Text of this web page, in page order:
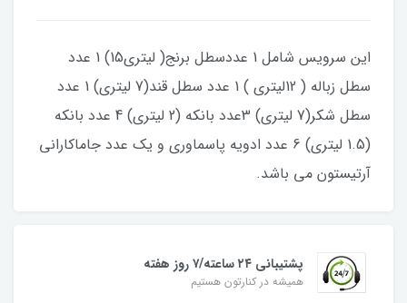
این سرویس شامل 1 عددسطل برنج( لیتری15) 1 عدد
سطل زباله ( 12لیتری ) 1 عدد سطل قند(7 لیتری) 1 عدد
سطل شکر(7 لیتری) 3عدد بانکه (2 لیتری) 4 عدد بانکه
(1.5 لیتری) 6 عدد ادویه پاسماوری و یک عدد جاماکارانی
آرتیستون می باشد.
پشتیبانی ۲۴ ساعته/۷ روز هفته
همیشه در کنارتون هستیم